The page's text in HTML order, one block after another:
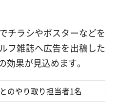
チラシやポスターなどを
フ雑誌へ広告を出稿した
効果が見込めます。
のやり取り担当者1名